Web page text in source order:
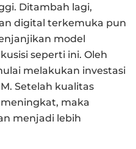
Ditambah lagi,
digital terkemuka pun
model
seperti ini. Oleh
melakukan investasi
Setelah kualitas
maka
menjadi lebih